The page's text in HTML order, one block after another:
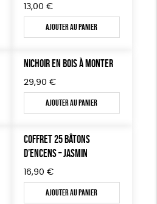
13,00 €
Ajouter au panier
NICHOIR EN BOIS À MONTER
29,90 €
Ajouter au panier
COFFRET 25 BÂTONS
D’ENCENS – JASMIN
16,90 €
Ajouter au panier